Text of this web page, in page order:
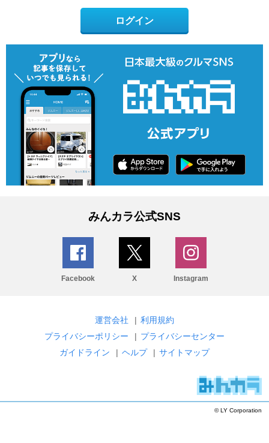
ログイン
みんカラ公式SNS
Facebook X Instagram
運営会社 | 利用規約
プライバシーポリシー
| プライバシーセンター
ガイドライン
| ヘルプ | サイトマップ
© LY Corporation